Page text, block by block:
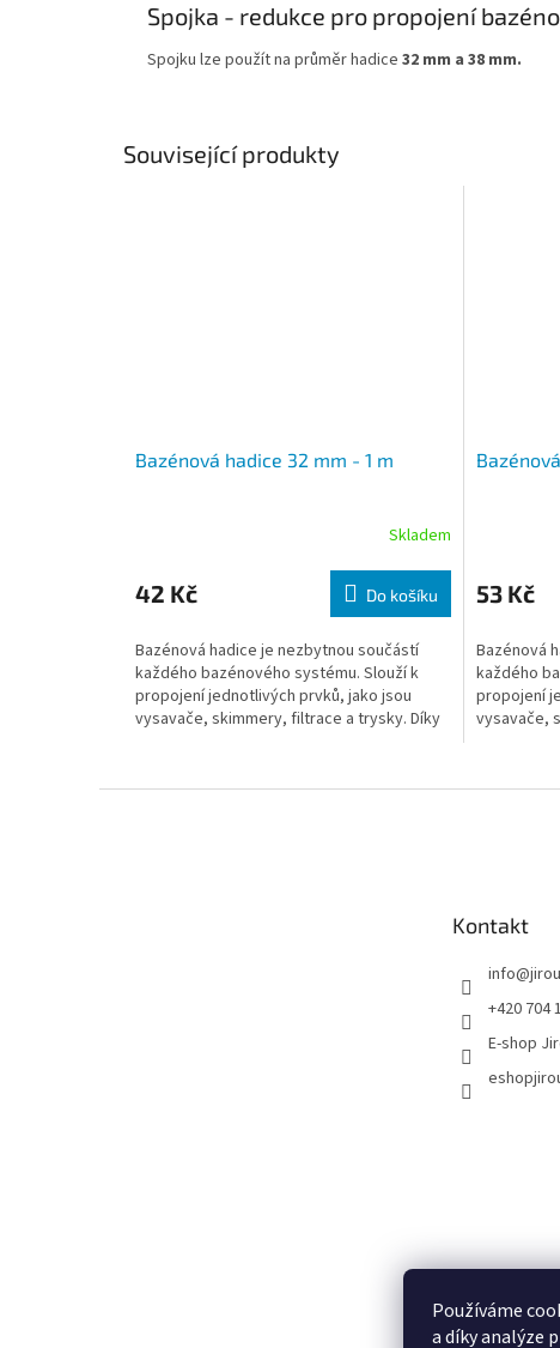
Používáme
a díky analýze
Spojka - redukce pro propojení
Spojku lze použít na průměr hadice 32 mm a 38 mm.
Související produkty
Bazénová hadice 32 mm - 1 m
Skladem
42 Kč Do košíku
Bazénová hadice je nezbytnou součástí
každého bazénového systému. Slouží k
propojení jednotlivých prvků, jako jsou
vysavače, skimmery, filtrace a trysky. Díky
53 Kč
Bazénová
každého
propojení
vysavače,
Kontakt
info@
+420 704
E-shop